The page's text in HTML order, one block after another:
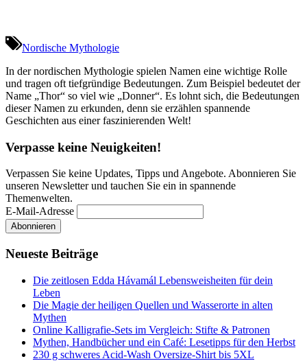
Nordische Mythologie
In der nordischen Mythologie spielen Namen eine wichtige Rolle
und tragen oft tiefgründige Bedeutungen. Zum Beispiel bedeutet der
Name „Thor“ so viel wie „Donner“. Es lohnt sich, die Bedeutungen
dieser Namen zu erkunden, denn sie erzählen spannende
Geschichten aus einer faszinierenden Welt!
Verpasse keine Neuigkeiten!
Verpassen Sie keine Updates, Tipps und Angebote. Abonnieren Sie
unseren Newsletter und tauchen Sie ein in spannende
Themenwelten.
E-Mail-Adresse
Neueste Beiträge
Die zeitlosen Edda Hávamál Lebensweisheiten für dein
Leben
Die Magie der heiligen Quellen und Wasserorte in alten
Mythen
Online Kalligrafie‑Sets im Vergleich: Stifte & Patronen
Mythen, Handbücher und ein Café: Lesetipps für den Herbst
230 g schweres Acid-Wash Oversize-Shirt bis 5XL